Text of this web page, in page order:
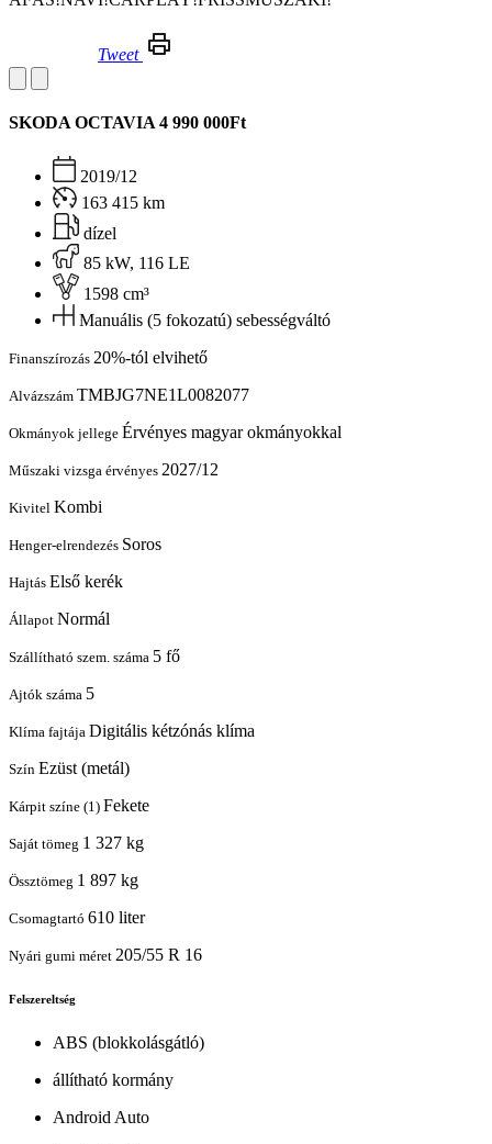
Tweet
SKODA OCTAVIA 4 990 000Ft
2019/12
163 415 km
dízel
85 kW, 116 LE
1598 cm³
Manuális (5 fokozatú) sebességváltó
Finanszírozás 20%-tól elvihető
Alvázszám TMBJG7NE1L0082077
Okmányok jellege Érvényes magyar okmányokkal
Műszaki vizsga érvényes 2027/12
Kivitel Kombi
Henger-elrendezés Soros
Hajtás Első kerék
Állapot Normál
Szállítható szem. száma 5 fő
Ajtók száma 5
Klíma fajtája Digitális kétzónás klíma
Szín Ezüst (metál)
Kárpit színe (1) Fekete
Saját tömeg 1 327 kg
Össztömeg 1 897 kg
Csomagtartó 610 liter
Nyári gumi méret 205/55 R 16
Felszereltség
ABS (blokkolásgátló)
állítható kormány
Android Auto